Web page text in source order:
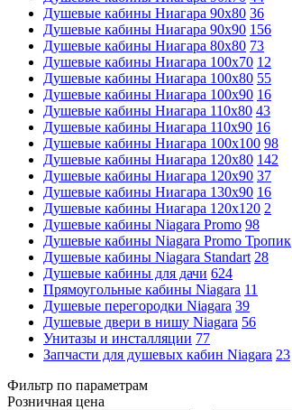
Душевые кабины Ниагара 90x80 36
Душевые кабины Ниагара 90x90 156
Душевые кабины Ниагара 80x80 73
Душевые кабины Ниагара 100x70 12
Душевые кабины Ниагара 100x80 55
Душевые кабины Ниагара 100x90 16
Душевые кабины Ниагара 110x80 43
Душевые кабины Ниагара 110x90 16
Душевые кабины Ниагара 100x100 98
Душевые кабины Ниагара 120x80 142
Душевые кабины Ниагара 120x90 37
Душевые кабины Ниагара 130x90 16
Душевые кабины Ниагара 120x120 2
Душевые кабины Niagara Promo 98
Душевые кабины Niagara Promo Тропик
Душевые кабины Niagara Standart 28
Душевые кабины для дачи 624
Прямоугольные кабины Niagara 11
Душевые перегородки Niagara 39
Душевые двери в нишу Niagara 56
Унитазы и инсталляции 77
Запчасти для душевых кабин Niagara 23
Фильтр по параметрам
Розничная цена